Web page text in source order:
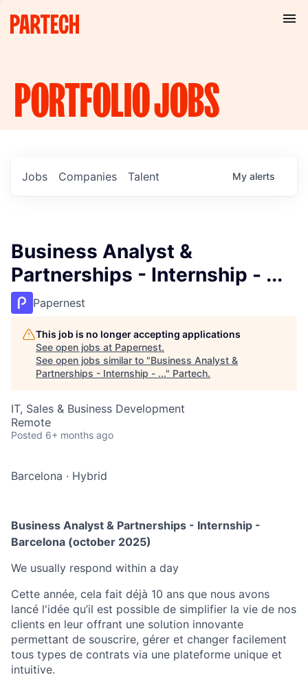
PORTFOLIOJOBS
Jobs Companies Talent My alerts
Business Analyst &
Partnerships - Internship - ...
Papernest
This job is no longer accepting applications
See open jobs at Papernest.
See open jobs similar to "Business Analyst &
Partnerships - Internship - ..." Partech.
IT, Sales & Business Development
Remote
Posted 6+ months ago
Barcelona · Hybrid
Business Analyst & Partnerships - Internship -
Barcelona (october 2025)
We usually respond within a day
Cette année, cela fait déjà 10 ans que nous avons
lancé l'idée qu’il est possible de simplifier la vie de nos
clients en leur offrant une solution innovante
permettant de souscrire, gérer et changer facilement
tous types de contrats via une plateforme unique et
intuitive.